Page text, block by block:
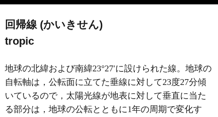
回帰線 (かいきせん)
tropic
地球の北緯および南緯23°27′に設けられた線。地球の
自転軸は，公転面に立てた垂線に対して23度27分傾
いているので，太陽光線が地表に対して垂直に当た
る部分は，地球の公転とともに1年の周期で変化す